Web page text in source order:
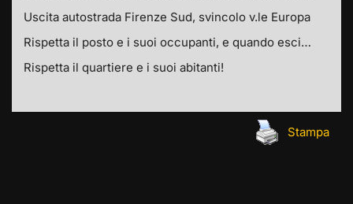
Uscita autostrada Firenze Sud, svincolo v.le Europa
Rispetta il posto e i suoi occupanti, e quando esci…
Rispetta il quartiere e i suoi abitanti!
Stampa